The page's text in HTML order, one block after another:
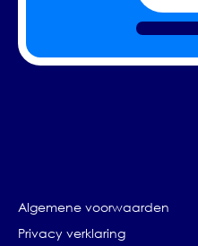
Algemene voorwaarden
Privacy verklaring